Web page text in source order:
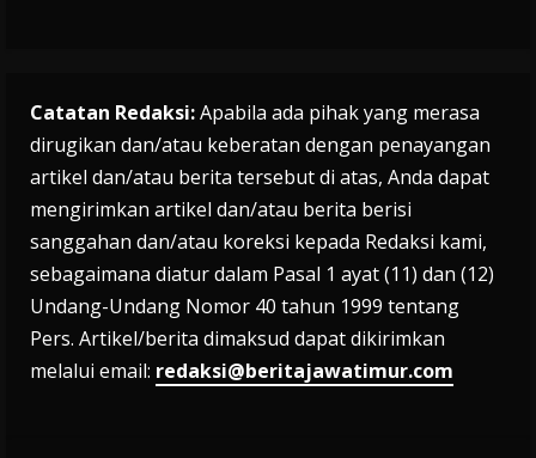
Catatan Redaksi:Apabila ada pihak yang merasa
dirugikan dan/atau keberatan dengan penayangan
artikel dan/atau berita tersebut di atas, Anda dapat
mengirimkan artikel dan/atau berita berisi
sanggahan dan/atau koreksi kepada Redaksi kami,
sebagaimana diatur dalam Pasal 1 ayat (11) dan (12)
Undang-Undang Nomor 40 tahun 1999 tentang
Pers. Artikel/berita dimaksud dapat dikirimkan
melalui email: redaksi@beritajawatimur.com